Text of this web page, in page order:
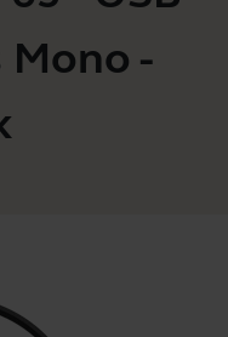
Mono -